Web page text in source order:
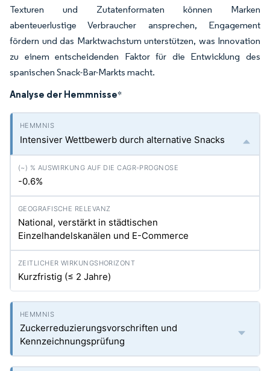
Texturen und Zutatenformaten können Marken
abenteuerlustige Verbraucher ansprechen, Engagement
fördern und das Marktwachstum unterstützen, was Innovation
zu einem entscheidenden Faktor für die Entwicklung des
spanischen Snack-Bar-Markts macht.
Analyse der Hemmnisse*
Intensiver Wettbewerb durch alternative Snacks
-0.6%
National, verstärkt in städtischen
Einzelhandelskanälen und E-Commerce
Kurzfristig (≤ 2 Jahre)
Zuckerreduzierungsvorschriften und
Kennzeichnungsprüfung